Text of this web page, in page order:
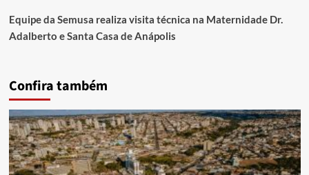
Equipe da Semusa realiza visita técnica na Maternidade Dr.
Adalberto e Santa Casa de Anápolis
Confira também